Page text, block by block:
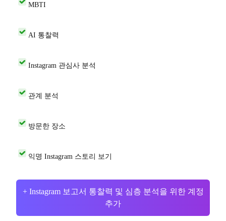
MBTI
AI 통찰력
Instagram 관심사 분석
관계 분석
방문한 장소
익명 Instagram 스토리 보기
+ Instagram 보고서 통찰력 및 심층 분석을 위한 계정
추가